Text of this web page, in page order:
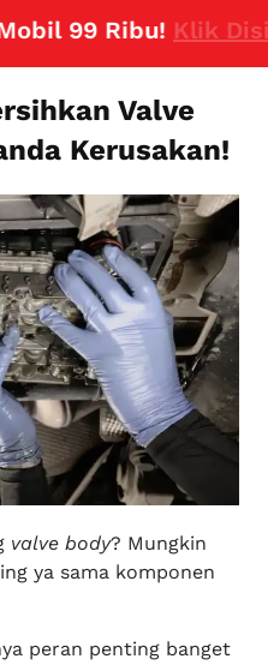
99 Ribu!Klik Disini
Valve
Kerusakan!
valve body? Mungkin
ya sama komponen
peran penting banget